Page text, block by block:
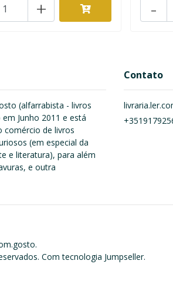
+ -
(alfarrabista - livros
Junho 2011 e está
comércio de livros
(em especial da
e literatura), para além
e outra
Contato
Com tecnologia Jumpseller.